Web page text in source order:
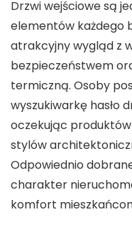
Drzwi wejściowe są
elementów każdego
atrakcyjny wygląd z
bezpieczeństwem
termiczną. Osoby
wyszukiwarkę hasło
oczekując
stylów
Odpowiednio
charakter
komfort